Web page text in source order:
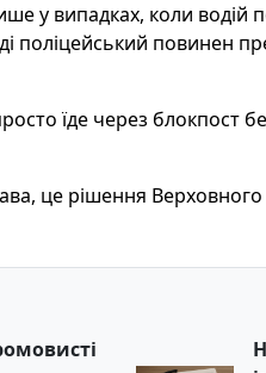
у випадках, коли водій
поліцейський повинен
їде через блокпост
це рішення